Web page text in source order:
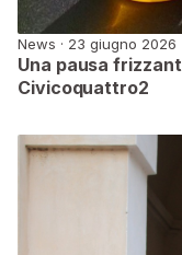
News · 23 giugno 2026
Una pausa
Civicoquattro2